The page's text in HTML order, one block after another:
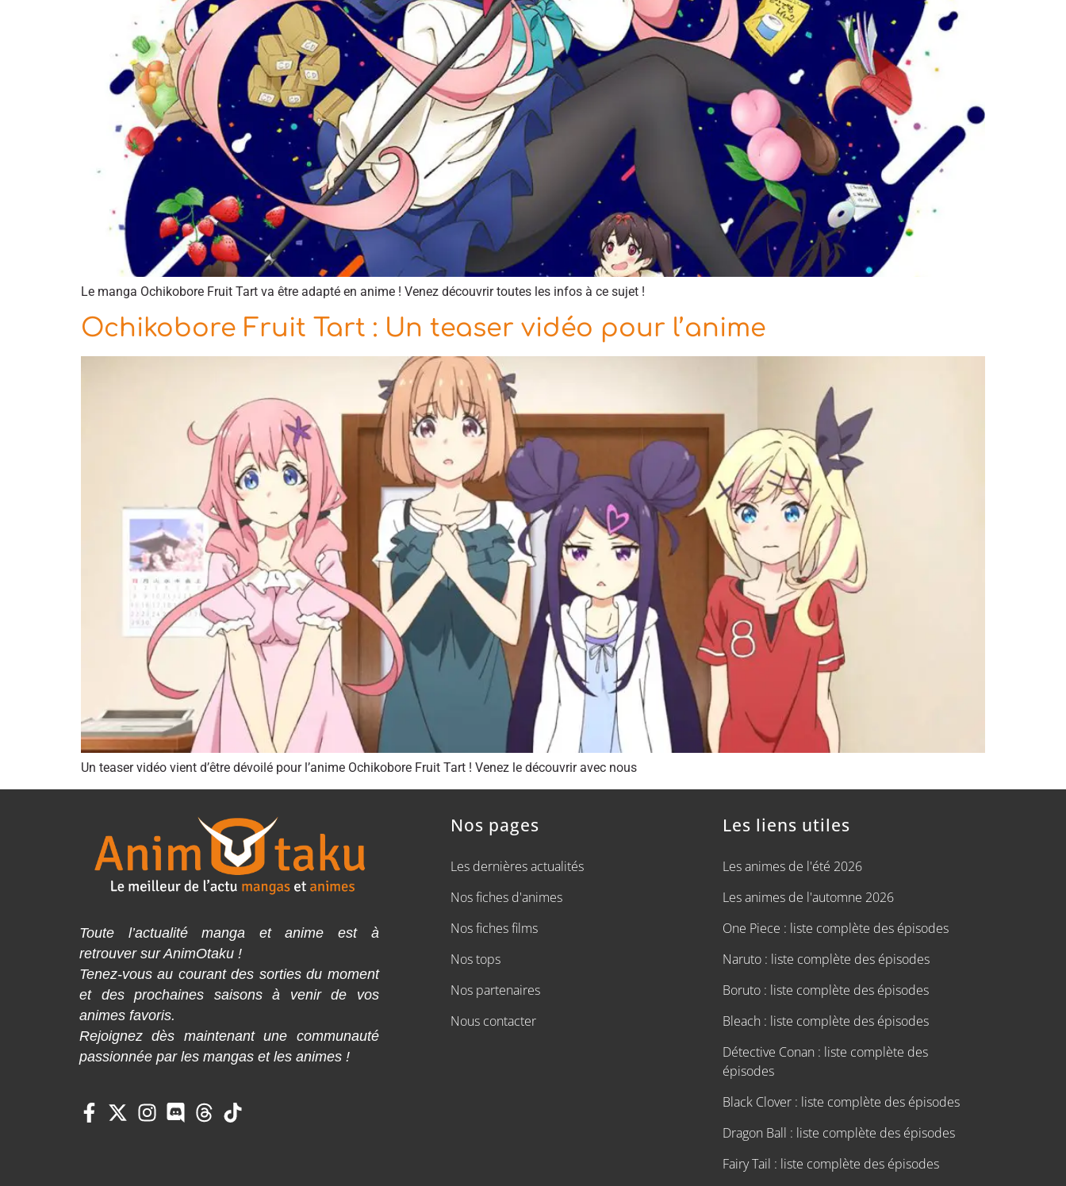
Le manga Ochikobore Fruit Tart va être adapté en anime ! Venez découvrir toutes les infos à ce sujet !
Ochikobore Fruit Tart : Un teaser vidéo pour l’anime
Un teaser vidéo vient d’être dévoilé pour l’anime Ochikobore Fruit Tart ! Venez le découvrir avec nous
Toute l’actualité manga et anime est à
retrouver sur AnimOtaku !
Tenez-vous au courant des sorties du moment
et des prochaines saisons à venir de vos
animes favoris.
Rejoignez dès maintenant une communauté
passionnée par les mangas et les animes !
Nos pages
Les dernières actualités
Nos fiches d'animes
Nos fiches films
Nos tops
Nos partenaires
Nous contacter
Les liens utiles
Les animes de l'été 2026
Les animes de l'automne 2026
One Piece : liste complète des épisodes
Naruto : liste complète des épisodes
Boruto : liste complète des épisodes
Bleach : liste complète des épisodes
Détective Conan : liste complète des
épisodes
Black Clover : liste complète des épisodes
Dragon Ball : liste complète des épisodes
Fairy Tail : liste complète des épisodes